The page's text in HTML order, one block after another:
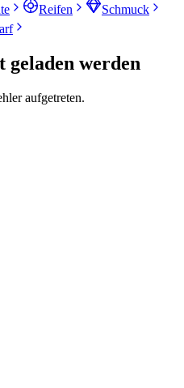
Reifen
Schmuck
werden
aufgetreten.